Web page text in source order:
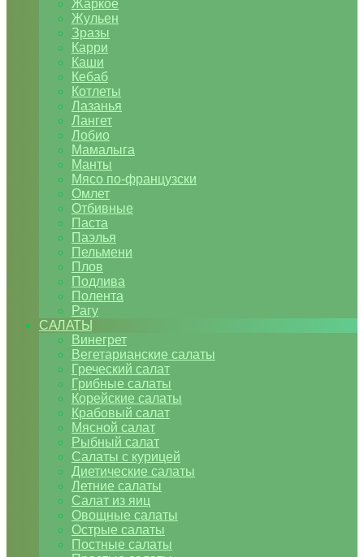
Жаркое
Жульен
Зразы
Карри
Каши
Кебаб
Котлеты
Лазанья
Лангет
Лобио
Мамалыга
Манты
Мясо по-французски
Омлет
Отбивные
Паста
Паэлья
Пельмени
Плов
Подлива
Полента
Рагу
САЛАТЫ
Винегрет
Вегетарианские салаты
Греческий салат
Грибные салаты
Корейские салаты
Крабовый салат
Мясной салат
Рыбный салат
Салаты с курицей
Диетические салаты
Летние салаты
Салат из яиц
Овощные салаты
Острые салаты
Постные салаты